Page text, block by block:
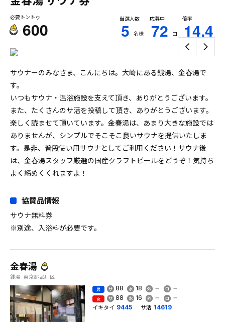
必要トントゥ
600
当選人数
5 名様
応募中
72 口
倍率
14.4
サウナーのみなさま、こんにちは。大崎にある銭湯、金春湯で
す。
いつもサウナ・温浴施設を支えて頂き、ありがとうございます。
また、たくさんのサ活を投稿して頂き、ありがとうございます。
楽しく読ませて頂いています。金春湯は、あまり大きな施設では
ありませんが、シンプルでそこそこ良いサウナを提供いたしま
す。是非、普段使い用サウナとしてご利用ください！サウナ後
は、金春湯スタッフ厳選の国産クラフトビールをどうぞ！気持ち
よく締めくくれますよ！
協賛品情報
サウナ無料券
※別途、入浴料が必要です。
金春湯
銭湯 - 東京都 品川区
男 88 18
女 88 16
イキタイ 9445 サ活 14619